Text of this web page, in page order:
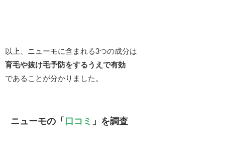
以上、ニューモに含まれる3つの成分は
育毛や抜け毛予防をするうえで有効
であることが分かりました。
ニューモの「 口コミ 」を調査